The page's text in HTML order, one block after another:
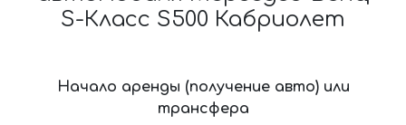
S-Класс S500 Кабриолет
Начало аренды (получение авто) или
трансфера